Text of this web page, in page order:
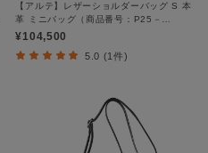
【アルテ】レザーショルダーバッグ S 本
革 ミニバッグ（商品番号：P25－
10525）
¥104,500
5.0 (1件)